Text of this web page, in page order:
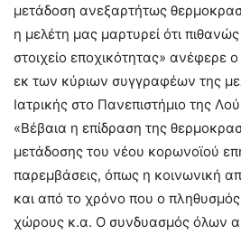
μετάδοση ανεξαρτήτως
η μελέτη μας μαρτυρεί ότι
στοιχείο εποχικότητας» ανέφερε
εκ των κύριων συγγραφέων της
Ιατρικής στο Πανεπιστήμιο της
«Βέβαια η επίδραση της
μετάδοσης του νέου κορωνοϊού
παρεμβάσεις, όπως η κοινωνική
και από το χρόνο που ο
χώρους κ.α. Ο συνδυασμός όλων